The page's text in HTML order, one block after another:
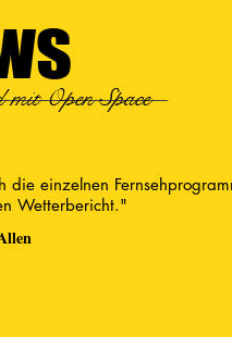
mit Open Space
die einzelnen
Wetterbericht."